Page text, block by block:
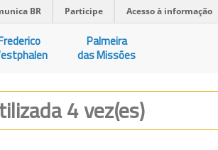
BR Participe Acesso à informação
Palmeira
das Missões
4 vez(es)